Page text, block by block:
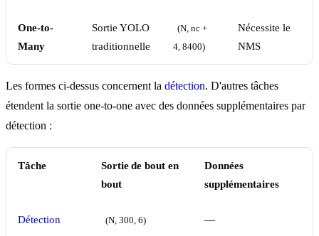
One-to-
Many
Sortie YOLO
traditionnelle
(N, nc +
4, 8400)
Nécessite le
NMS
Les formes ci-dessus concernent la détection. D'autres tâches
étendent la sortie one-to-one avec des données supplémentaires par
détection :
Tâche
Sortie de bout en
bout
Données
supplémentaires
Détection (N, 300, 6) —